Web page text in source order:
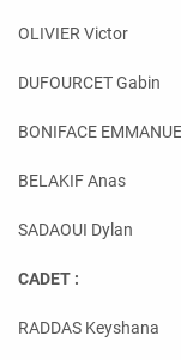
OLIVIER
DUFOURCET
BONIFACE
BELAKIF
SADAOUI
CADET :
RADDAS